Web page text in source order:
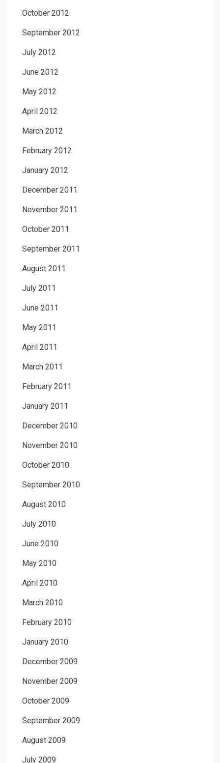
October 2012
September 2012
July 2012
June 2012
May 2012
April 2012
March 2012
February 2012
January 2012
December 2011
November 2011
October 2011
September 2011
August 2011
July 2011
June 2011
May 2011
April 2011
March 2011
February 2011
January 2011
December 2010
November 2010
October 2010
September 2010
August 2010
July 2010
June 2010
May 2010
April 2010
March 2010
February 2010
January 2010
December 2009
November 2009
October 2009
September 2009
August 2009
July 2009